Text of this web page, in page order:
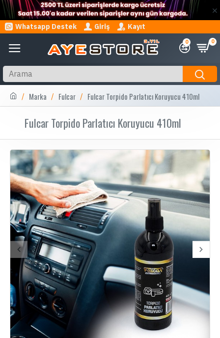
Whatsapp Destek Giriş Kayıt
0 0
Marka Fulcar Fulcar Torpido Parlatıcı Koruyucu 410ml
Fulcar Torpido Parlatıcı Koruyucu 410ml